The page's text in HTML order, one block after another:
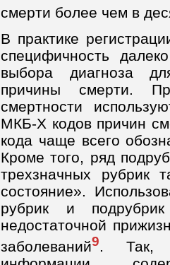
смерти более чем в
В практике
специфичность
выбора диагноза
причины смерти.
смертности
МКБ-X кодов причин
кода чаще всего
Кроме того, ряд
трехзначных рубрик
состояние».
рубрик и
недостаточной
заболеваний9. Так,